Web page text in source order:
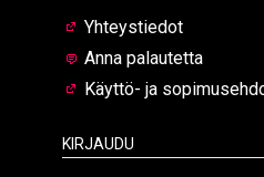
Yhteystiedot
Anna palautetta
Käyttö- ja
Kirjaudu